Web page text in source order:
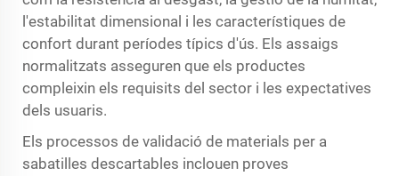
l'estabilitat dimensional i les característiques de
confort durant períodes típics d'ús. Els assaigs
normalitzats asseguren que els productes
compleixin els requisits del sector i les expectatives
dels usuaris.
Els processos de validació de materials per a
sabatilles descartables inclouen proves